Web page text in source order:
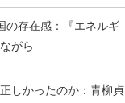
の存在感：『エネルギ
がら
しかったのか：青柳貞